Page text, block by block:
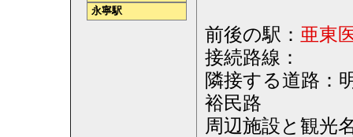
前後の駅： 亜東
接続路線：
隣接する道路：
裕民路
周辺施設と観光
永寧駅